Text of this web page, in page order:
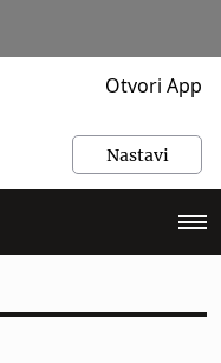
Otvori App
Nastavi